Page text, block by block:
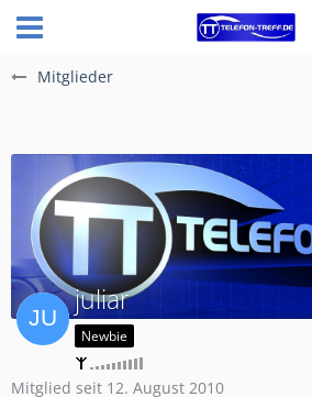
Mitglieder
juliar
Newbie
Mitglied seit 12. August 2010